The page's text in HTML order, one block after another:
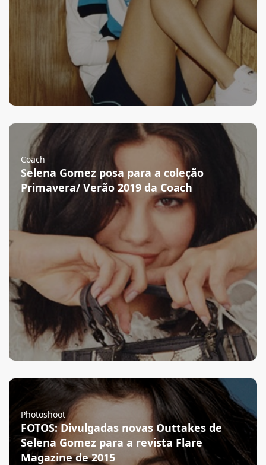
Coach
Selena Gomez posa para a coleção
Primavera/ Verão 2019 da Coach
Photoshoot
FOTOS: Divulgadas novas Outtakes de
Selena Gomez para a revista Flare
Magazine de 2015